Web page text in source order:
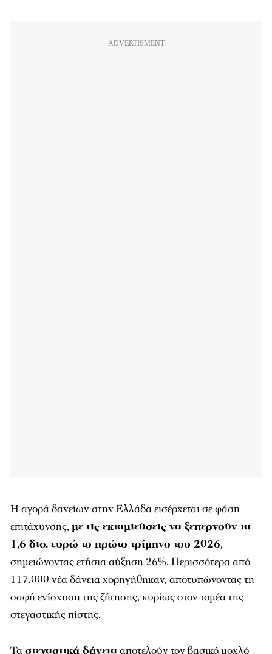
Η αγορά δανείων στην Ελλάδα εισέρχεται σε φάση
επιτάχυνσης, με τις εκταμιεύσεις να ξεπερνούν τα
1,6 δισ. ευρώ το πρώτο τρίμηνο του 2026,
σημειώνοντας ετήσια αύξηση 26%. Περισσότερα από
117.000 νέα δάνεια χορηγήθηκαν, αποτυπώνοντας τη
σαφή ενίσχυση της ζήτησης, κυρίως στον τομέα της
στεγαστικής πίστης.
Ταστεγαστικά δάνειααποτελούν τον βασικό μοχλό